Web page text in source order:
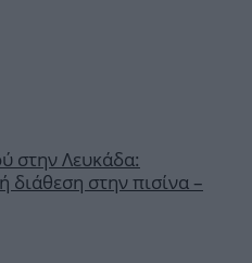
στην Λευκάδα:
διάθεση στην πισίνα –